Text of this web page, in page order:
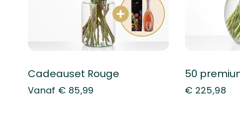
Cadeauset Rouge
Vanaf € 85,99 € 225,98